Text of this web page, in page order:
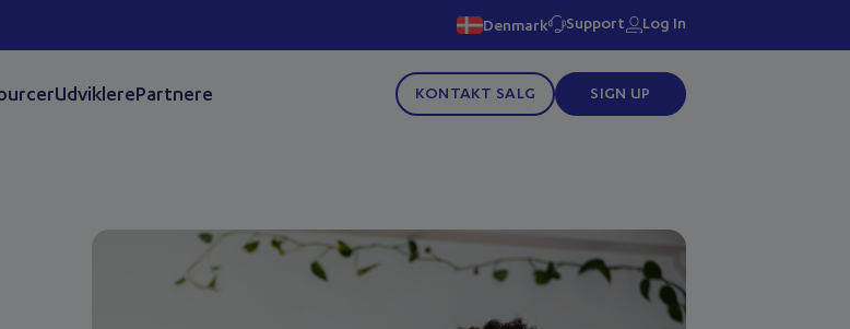
Denmark Support Log In
UdviklerePartnere KONTAKT SALG SIGN UP